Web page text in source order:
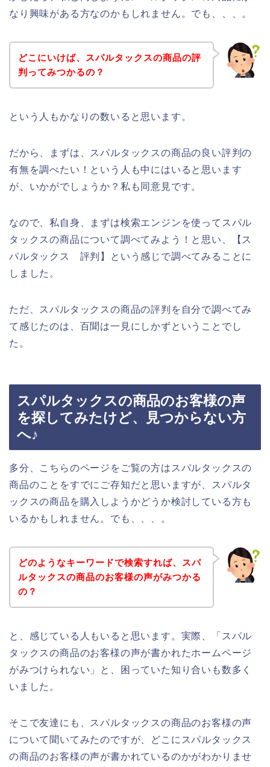
なり興味がある方なのかもしれません。でも、、、。
どこにいけば、スパルタックスの商品の評
判ってみつかるの？
という人もかなりの数いると思います。
だから、まずは、スパルタックスの商品の良い評判の
有無を調べたい！という人も中にはいると思います
が、いかがでしょうか？私も同意見です。
なので、私自身、まずは検索エンジンを使ってスパル
タックスの商品について調べてみよう！と思い、【ス
パルタックス 評判】という感じで調べてみることに
しました。
ただ、スパルタックスの商品の評判を自分で調べてみ
て感じたのは、百聞は一見にしかずということでし
た。
スパルタックスの商品のお客様の声
を探してみたけど、見つからない方
へ♪
多分、こちらのページをご覧の方はスパルタックスの
商品のことをすでにご存知だと思いますが、スパルタ
ックスの商品を購入しようかどうか検討している方も
いるかもしれません。でも、、、。
どのようなキーワードで検索すれば、スパ
ルタックスの商品のお客様の声がみつかる
の？
と、感じている人もいると思います。実際、「スパル
タックスの商品のお客様の声が書かれたホームページ
がみつけられない」と、困っていた知り合いも数多く
いました。
そこで友達にも、スパルタックスの商品のお客様の声
について聞いてみたのですが、どこにスパルタックス
の商品のお客様の声が書かれているのかがわかりませ